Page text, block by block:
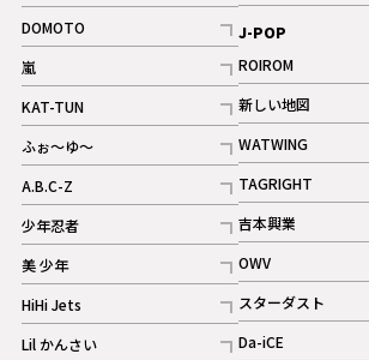
記事
DOMOTO
記事
嵐
記事
KAT-TUN
記事
ふぉ～ゆ～
記事
A.B.C-Z
記事
ギャラリー
少年忍者
記事
美 少年
記事
HiHi Jets
記事
Lil かんさい
記事
J-POP
ROIROM
記事
新しい地図
記事
WATWING
記事
TAGRIGHT
記事
吉本興業
記事
OWV
記事
ギャラリー
スターダスト
記事
Da-iCE